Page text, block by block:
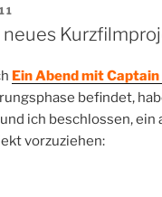
neues
Ein Abend mit Captain
befindet,
und ich beschlossen, ein
vorzuziehen: